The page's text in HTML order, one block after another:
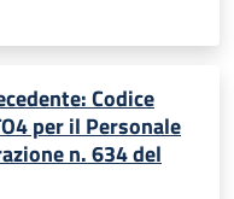
Codice
per il Personale
n. 634 del